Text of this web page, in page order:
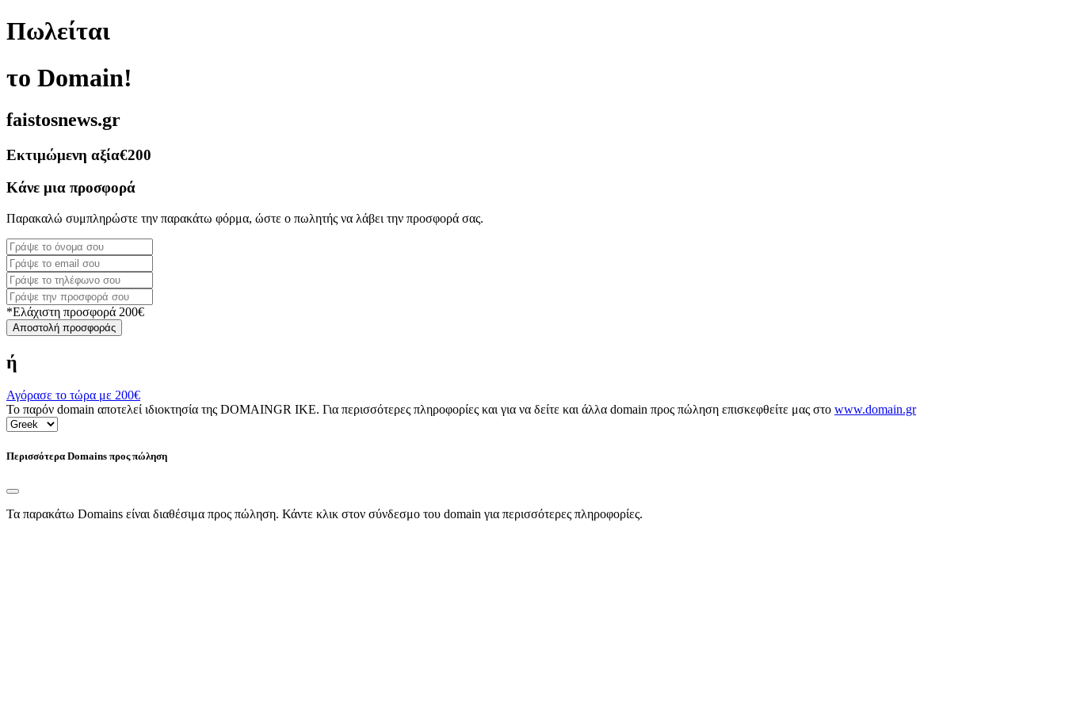
Πωλείται
το Domain!
faistosnews.gr
Εκτιμώμενη αξία€200
Κάνε μια προσφορά
Παρακαλώ συμπληρώστε την παρακάτω φόρμα, ώστε ο πωλητής να λάβει την προσφορά σας.
*Ελάχιστη προσφορά 200€
Αποστολή προσφοράς
ή
Αγόρασε το τώρα με 200€
Το παρόν domain αποτελεί ιδιοκτησία της DOMAINGR ΙΚΕ. Για περισσότερες πληροφορίες και για να δείτε και άλλα domain προς πώληση επισκεφθείτε μας στο www.domain.gr
Περισσότερα Domains προς πώληση
Τα παρακάτω Domains είναι διαθέσιμα προς πώληση. Κάντε κλικ στον σύνδεσμο του domain για περισσότερες πληροφορίες.